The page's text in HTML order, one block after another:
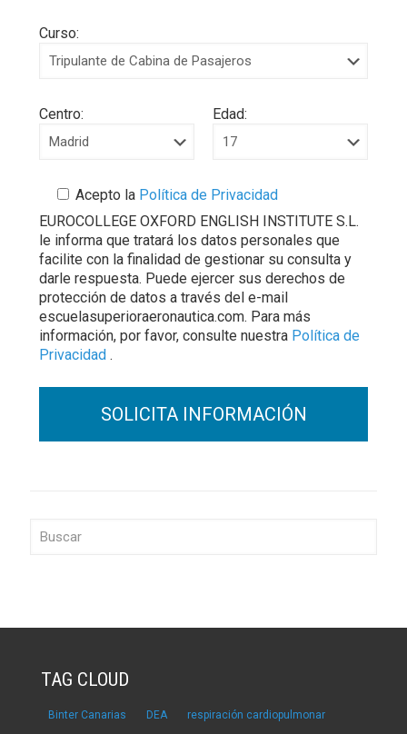
Curso:
Centro: Edad:
Acepto la Política de Privacidad
EUROCOLLEGE OXFORD ENGLISH INSTITUTE S.L.
le informa que tratará los datos personales que
facilite con la finalidad de gestionar su consulta y
darle respuesta. Puede ejercer sus derechos de
protección de datos a través del e-mail
escuelasuperioraeronautica.com. Para más
información, por favor, consulte nuestra Política de
Privacidad .
TAG CLOUD
Binter Canarias DEA respiración cardiopulmonar